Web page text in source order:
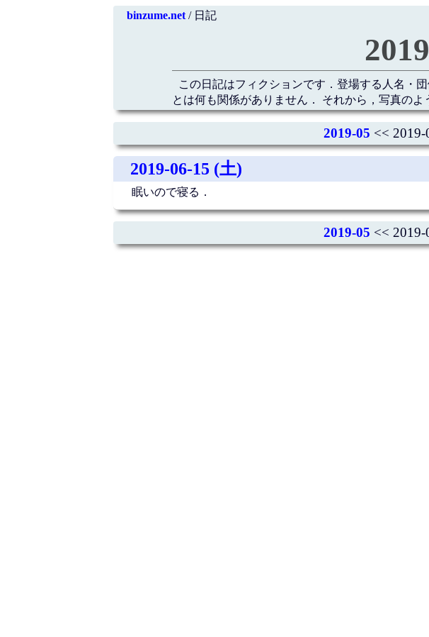
binzume.net/ 日記
この日記はフィクションです．登場する人名・
とは何も関係がありません． それから，写真の
2019-05 << 2019-
2019-06-15 (土)
眠いので寝る．
2019-05 << 2019-